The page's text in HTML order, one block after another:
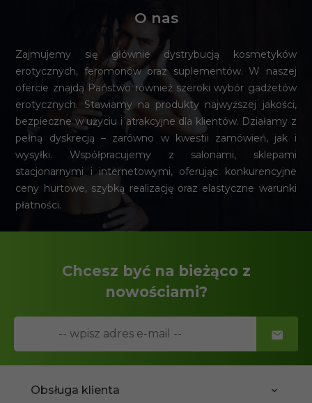
O nas
Zajmujemy się głównie dystrybucją kosmetyków
erotycznych, feromonów oraz suplementów. W naszej
ofercie znajdą Państwo również szeroki wybór gadżetów
erotycznych. Stawiamy na produkty najwyższej jakości,
bezpieczne w użyciu i atrakcyjne dla klientów. Działamy z
pełną dyskrecją – zarówno w kwestii zamówień, jak i
wysyłki. Współpracujemy z salonami, sklepami
stacjonarnymi i internetowymi, oferując konkurencyjne
ceny hurtowe, szybką realizację oraz elastyczne warunki
płatności.
Chcesz być na bieżąco z
nowościami?
Obsługa klienta